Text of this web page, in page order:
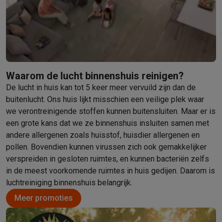
BarbecuesElektrische barbecues Houtskoolbarbecues
Koude dranken
Juicers Bruiswatermachines Waterfilterkannen
Kookgerei
Pannen
DessertsWafelijzers
Smart gardenBinnentuinKruidenCompost machines
Huishouden & airco
Stofzuigen Stofzuigers RobotstofzuigersSteelstofzuigers
RobotsRobotstofzuigers DweilrobotsRobotmaaiers
SchoonmakenVloerreinigersStoomreinigersTapijtreinigers
StrijkenStoomgeneratorsStrijkijzersKledingstomersActieve
Naaien NaaimachinesAccessoires
VerkoelenMobiele airco’s AircoolersVentilatorsAccessoires
LuchtbehandelingLuchtreinigersLuchtbevochtigers
VerwarmenElektrische verwarming Elektrische dekens
Wassen & drogenWasmachinesDroogkasten
HuisdierenAutomatische voerbak
Beauty & gezondheid
Waarom de lucht binnenshuis reinigen?
De lucht in huis kan tot 5 keer meer vervuild zijn dan de
buitenlucht. Ons huis lijkt misschien een veilige plek waar
we verontreinigende stoffen kunnen buitensluiten. Maar er is
een grote kans dat we ze binnenshuis insluiten samen met
andere allergenen zoals huisstof, huisdier allergenen en
pollen. Bovendien kunnen virussen zich ook gemakkelijker
verspreiden in gesloten ruimtes, en kunnen bacteriën zelfs
in de meest voorkomende ruimtes in huis gedijen. Daarom is
luchtreiniging binnenshuis belangrijk.
Meer promoties